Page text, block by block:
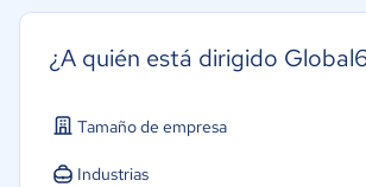
¿A quién está dirigido
Tamaño de empresa
Industrias